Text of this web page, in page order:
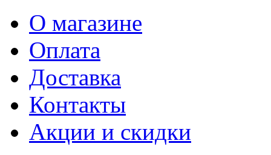
О магазине
Оплата
Доставка
Контакты
Акции и скидки